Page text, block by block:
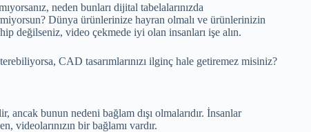
neden bunları dijital tabelalarınızda
Dünya ürünlerinize hayran olmalı ve ürünlerinizin
değilseniz, video çekmede iyi olan insanları işe alın.
CAD tasarımlarınızı ilginç hale getiremez misiniz?
bunun nedeni bağlam dışı olmalarıdır. İnsanlar
videolarınızın bir bağlamı vardır.